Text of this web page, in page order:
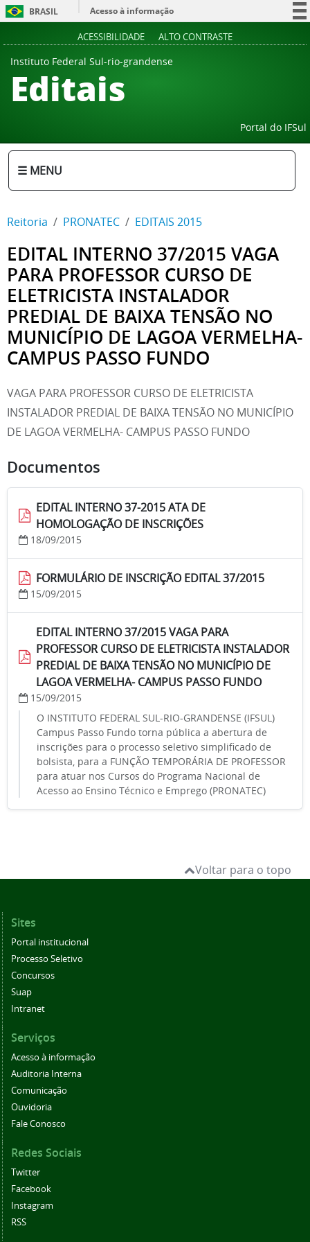
BRASIL
Acesso à informação
ACESSIBILIDADE ALTO CONTRASTE
Instituto Federal Sul-rio-grandense
Editais
Portal do IFSul
☰ MENU
Reitoria PRONATEC EDITAIS 2015
EDITAL INTERNO 37/2015 VAGA
PARA PROFESSOR CURSO DE
ELETRICISTA INSTALADOR
PREDIAL DE BAIXA TENSÃO NO
MUNICÍPIO DE LAGOA VERMELHA-
CAMPUS PASSO FUNDO
VAGA PARA PROFESSOR CURSO DE ELETRICISTA
INSTALADOR PREDIAL DE BAIXA TENSÃO NO MUNICÍPIO
DE LAGOA VERMELHA- CAMPUS PASSO FUNDO
Documentos
EDITAL INTERNO 37-2015 ATA DE
HOMOLOGAÇÃO DE INSCRIÇÕES
18/09/2015
FORMULÁRIO DE INSCRIÇÃO EDITAL 37/2015
15/09/2015
EDITAL INTERNO 37/2015 VAGA PARA
PROFESSOR CURSO DE ELETRICISTA INSTALADOR
PREDIAL DE BAIXA TENSÃO NO MUNICÍPIO DE
LAGOA VERMELHA- CAMPUS PASSO FUNDO
15/09/2015
O INSTITUTO FEDERAL SUL-RIO-GRANDENSE (IFSUL)
Campus Passo Fundo torna pública a abertura de
inscrições para o processo seletivo simplificado de
bolsista, para a FUNÇÃO TEMPORÁRIA DE PROFESSOR
para atuar nos Cursos do Programa Nacional de
Acesso ao Ensino Técnico e Emprego (PRONATEC)
Voltar para o topo
Sites
Portal institucional
Processo Seletivo
Concursos
Suap
Intranet
Serviços
Acesso à informação
Auditoria Interna
Comunicação
Ouvidoria
Fale Conosco
Redes Sociais
Twitter
Facebook
Instagram
RSS